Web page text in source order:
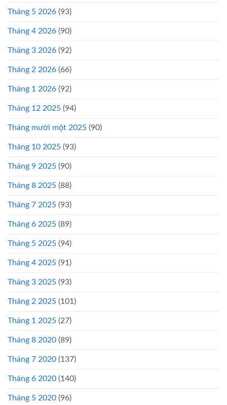
Tháng 5 2026 (93)
Tháng 4 2026 (90)
Tháng 3 2026 (92)
Tháng 2 2026 (66)
Tháng 1 2026 (92)
Tháng 12 2025 (94)
Tháng mười một 2025 (90)
Tháng 10 2025 (93)
Tháng 9 2025 (90)
Tháng 8 2025 (88)
Tháng 7 2025 (93)
Tháng 6 2025 (89)
Tháng 5 2025 (94)
Tháng 4 2025 (91)
Tháng 3 2025 (93)
Tháng 2 2025 (101)
Tháng 1 2025 (27)
Tháng 8 2020 (89)
Tháng 7 2020 (137)
Tháng 6 2020 (140)
Tháng 5 2020 (96)